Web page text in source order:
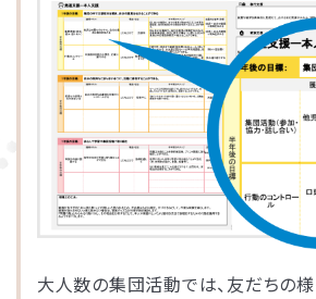
大人数の集団活動では、友だちの